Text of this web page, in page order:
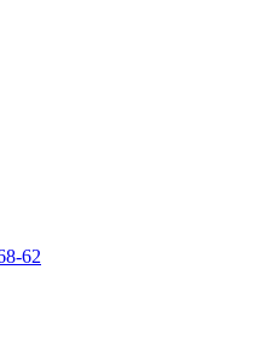
62